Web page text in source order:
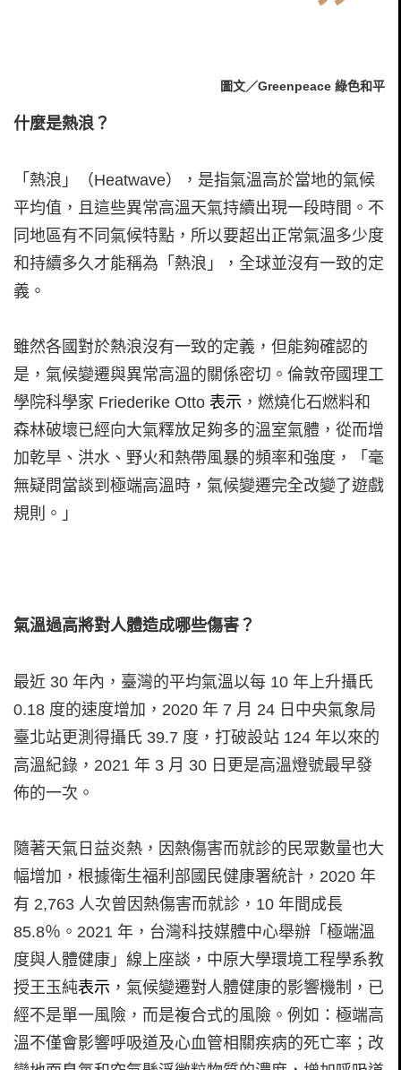
圖文／Greenpeace 綠色和平
什麼是熱浪？
「熱浪」（Heatwave），是指氣溫高於當地的氣候
平均值，且這些異常高溫天氣持續出現一段時間。不
同地區有不同氣候特點，所以要超出正常氣溫多少度
和持續多久才能稱為「熱浪」，全球並沒有一致的定
義。
雖然各國對於熱浪沒有一致的定義，但能夠確認的
是，氣候變遷與異常高溫的關係密切。倫敦帝國理工
學院科學家 Friederike Otto 表示 ，燃燒化石燃料和
森林破壞已經向大氣釋放足夠多的溫室氣體，從而增
加乾旱、洪水、野火和熱帶風暴的頻率和強度，「毫
無疑問當談到極端高溫時，氣候變遷完全改變了遊戲
規則。」
氣溫過高將對人體造成哪些傷害？
最近 30 年內，臺灣的平均氣溫以每 10 年上升攝氏
0.18 度的速度增加，2020 年 7 月 24 日中央氣象局
臺北站更測得攝氏 39.7 度，打破設站 124 年以來的
高溫紀錄，2021 年 3 月 30 日更是高溫燈號最早發
佈的一次。
隨著天氣日益炎熱，因熱傷害而就診的民眾數量也大
幅增加，根據衛生福利部國民健康署統計，2020 年
有 2,763 人次曾因熱傷害而就診，10 年間成長
85.8％。2021 年，台灣科技媒體中心舉辦「極端溫
度與人體健康」線上座談，中原大學環境工程學系教
授王玉純表示 ，氣候變遷對人體健康的影響機制，已
經不是單一風險，而是複合式的風險。例如：極端高
溫不僅會影響呼吸道及心血管相關疾病的死亡率；改